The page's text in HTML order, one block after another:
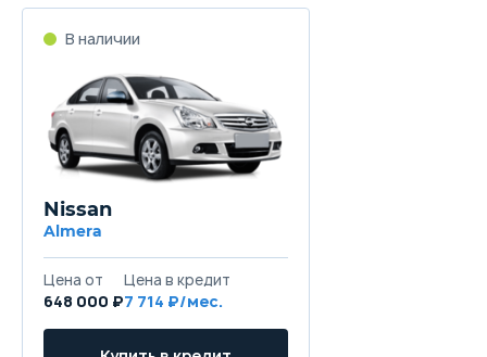
В наличии
Nissan
Almera
Цена от
648 000 ₽
Цена в кредит
7 714 ₽/мес.